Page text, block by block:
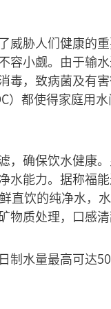
威胁人们健康的
容小觑。由于输
毒，致病菌及有
）都使得家庭用
，确保饮水健康
水能力。据称福
直饮的纯净水，
质处理，口感清
制水量最高可达